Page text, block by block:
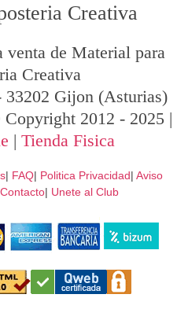
Creativa
venta de Material para
Creativa
33202 Gijon (Asturias)
2012 - 2025 |
| Tienda Fisica
| FAQ| Politica Privacidad| Aviso
Contacto| Unete al Club